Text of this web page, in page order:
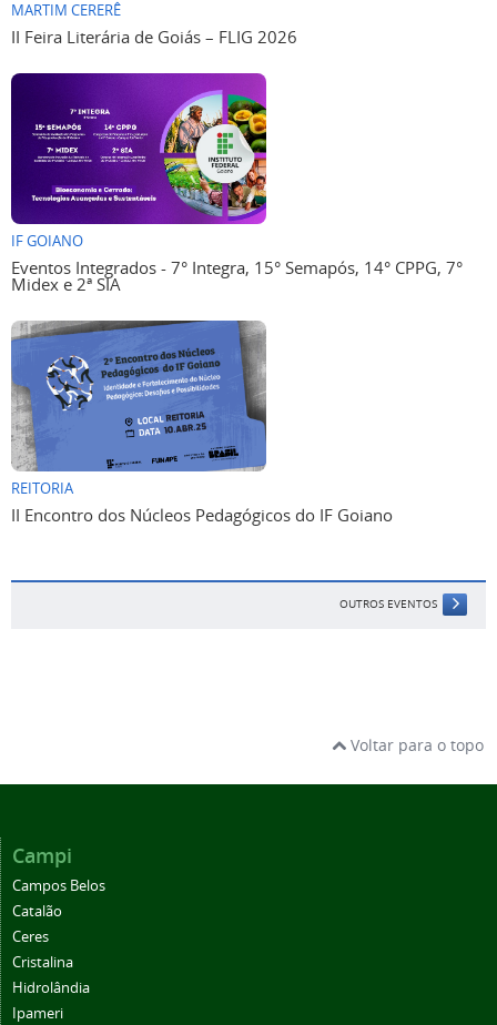
MARTIM CERERÊ
II Feira Literária de Goiás – FLIG 2026
IF GOIANO
Eventos Integrados - 7° Integra, 15° Semapós, 14° CPPG, 7°
Midex e 2ª SIA
REITORIA
II Encontro dos Núcleos Pedagógicos do IF Goiano
OUTROS EVENTOS
Voltar para o topo
Campi
Campos Belos
Catalão
Ceres
Cristalina
Hidrolândia
Ipameri